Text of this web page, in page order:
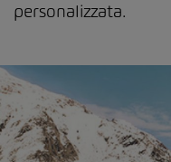
personalizzata.